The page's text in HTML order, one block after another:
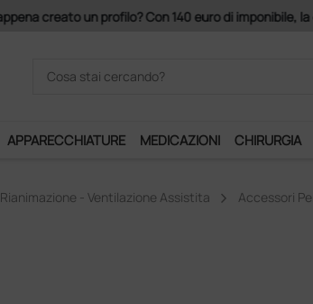
Acquistando il servizio "Ds Club", un anno di
APPARECCHIATURE MEDICAZIONI CHIRURGIA
Rianimazione - Ventilazione Assistita Accessori